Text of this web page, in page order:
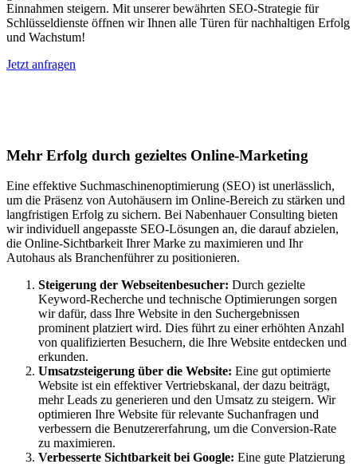
Einnahmen steigern. Mit unserer bewährten SEO-Strategie für
Schlüsseldienste öffnen wir Ihnen alle Türen für nachhaltigen Erfolg
und Wachstum!
Jetzt anfragen
Mehr Erfolg durch gezieltes Online-Marketing
Eine effektive Suchmaschinenoptimierung (SEO) ist unerlässlich,
um die Präsenz von Autohäusern im Online-Bereich zu stärken und
langfristigen Erfolg zu sichern. Bei Nabenhauer Consulting bieten
wir individuell angepasste SEO-Lösungen an, die darauf abzielen,
die Online-Sichtbarkeit Ihrer Marke zu maximieren und Ihr
Autohaus als Branchenführer zu positionieren.
Steigerung der Webseitenbesucher: Durch gezielte
Keyword-Recherche und technische Optimierungen sorgen
wir dafür, dass Ihre Website in den Suchergebnissen
prominent platziert wird. Dies führt zu einer erhöhten Anzahl
von qualifizierten Besuchern, die Ihre Website entdecken und
erkunden.
Umsatzsteigerung über die Website: Eine gut optimierte
Website ist ein effektiver Vertriebskanal, der dazu beiträgt,
mehr Leads zu generieren und den Umsatz zu steigern. Wir
optimieren Ihre Website für relevante Suchanfragen und
verbessern die Benutzererfahrung, um die Conversion-Rate
zu maximieren.
Verbesserte Sichtbarkeit bei Google: Eine gute Platzierung